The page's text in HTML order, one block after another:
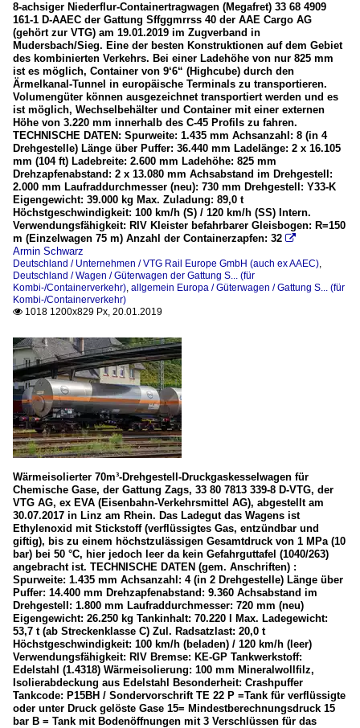
8-achsiger Niederflur-Containertragwagen (Megafret) 33 68 4909
161-1 D-AAEC der Gattung Sffggmrrss 40 der AAE Cargo AG
(gehört zur VTG) am 19.01.2019 im Zugverband in
Mudersbach/Sieg. Eine der besten Konstruktionen auf dem Gebiet
des kombinierten Verkehrs. Bei einer Ladehöhe von nur 825 mm
ist es möglich, Container von 9‘6“ (Highcube) durch den
Ärmelkanal-Tunnel in europäische Terminals zu transportieren.
Volumengüter können ausgezeichnet transportiert werden und es
ist möglich, Wechselbehälter und Container mit einer externen
Höhe von 3.220 mm innerhalb des C-45 Profils zu fahren.
TECHNISCHE DATEN: Spurweite: 1.435 mm Achsanzahl: 8 (in 4
Drehgestelle) Länge über Puffer: 36.440 mm Ladelänge: 2 x 16.105
mm (104 ft) Ladebreite: 2.600 mm Ladehöhe: 825 mm
Drehzapfenabstand: 2 x 13.080 mm Achsabstand im Drehgestell:
2.000 mm Laufraddurchmesser (neu): 730 mm Drehgestell: Y33-K
Eigengewicht: 39.000 kg Max. Zuladung: 89,0 t
Höchstgeschwindigkeit: 100 km/h (S) / 120 km/h (SS) Intern.
Verwendungsfähigkeit: RIV Kleister befahrbarer Gleisbogen: R=150
m (Einzelwagen 75 m) Anzahl der Containerzapfen: 32 
Armin Schwarz
Deutschland / Unternehmen / VTG Rail Europe GmbH (auch ex AAEC),
Deutschland / Wagen / Güterwagen der Gattung S... (für
Kombi-/Containerverkehr), allgemein Europa / Güterwagen / Gattung S... (für
Kombi-/Containerverkehr)
 1018 1200x829 Px, 20.01.2019
Wärmeisolierter 70m³-Drehgestell-Druckgaskesselwagen für
Chemische Gase, der Gattung Zags, 33 80 7813 339-8 D-VTG, der
VTG AG, ex EVA (Eisenbahn-Verkehrsmittel AG), abgestellt am
30.07.2017 in Linz am Rhein. Das Ladegut das Wagens ist
Ethylenoxid mit Stickstoff (verflüssigtes Gas, entzündbar und
giftig), bis zu einem höchstzulässigen Gesamtdruck von 1 MPa (10
bar) bei 50 °C, hier jedoch leer da kein Gefahrguttafel (1040/263)
angebracht ist. TECHNISCHE DATEN (gem. Anschriften) :
Spurweite: 1.435 mm Achsanzahl: 4 (in 2 Drehgestelle) Länge über
Puffer: 14.400 mm Drehzapfenabstand: 9.360 Achsabstand im
Drehgestell: 1.800 mm Laufraddurchmesser: 720 mm (neu)
Eigengewicht: 26.250 kg Tankinhalt: 70.220 l Max. Ladegewicht:
53,7 t (ab Streckenklasse C) Zul. Radsatzlast: 20,0 t
Höchstgeschwindigkeit: 100 km/h (beladen) / 120 km/h (leer)
Verwendungsfähigkeit: RIV Bremse: KE-GP Tankwerkstoff:
Edelstahl (1.4318) Wärmeisolierung: 100 mm Mineralwollfilz,
Isolierabdeckung aus Edelstahl Besonderheit: Crashpuffer
Tankcode: P15BH / Sondervorschrift TE 22 P =Tank für verflüssigte
oder unter Druck gelöste Gase 15= Mindestberechnungsdruck 15
bar B = Tank mit Bodenöffnungen mit 3 Verschlüssen für das